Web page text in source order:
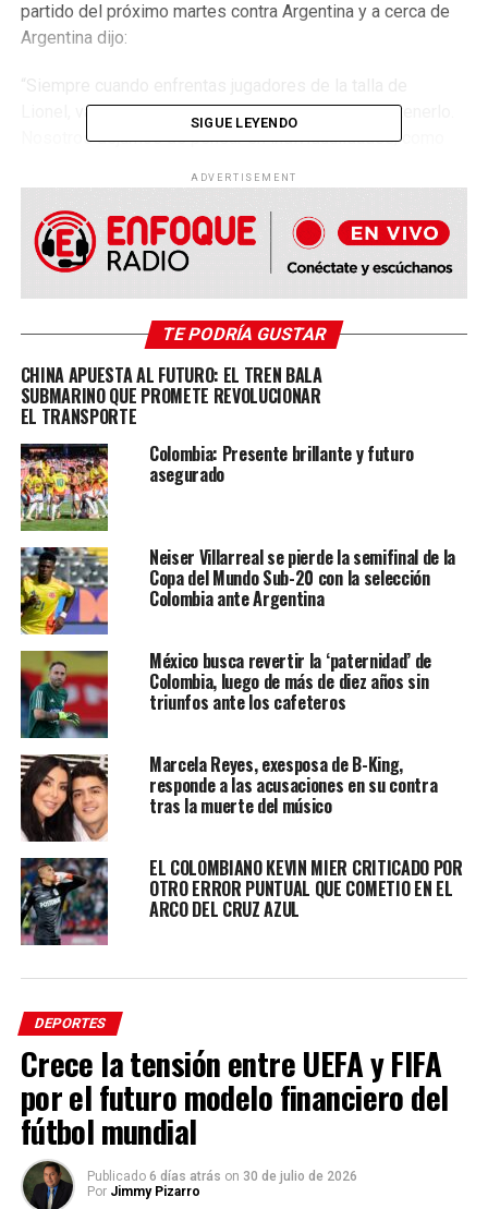
partido del próximo martes contra Argentina y a cerca de
Argentina dijo:
Lionel, vas a hacer muchas cosas para intentar detenerlo.
Nosotros dejamos de pensar en individualidades; como
hacer, tenemos claro que no es un partido más.»
TEMAS RELACIONADOS: ARGENTINA CATAR
COLOMBIA
VER SIGUIENTE
Octava fecha de Eliminatoria Sudamericana con Público
NO TE PIERDAS
ARGENTINA confirmó participación en Copa América
Giovanni Cardenas
SIGUE LEYENDO
ADVERTISEMENT
TE PODRÍA GUSTAR
CHINA APUESTA AL FUTURO: EL TREN BALA
SUBMARINO QUE PROMETE REVOLUCIONAR
EL TRANSPORTE
Colombia: Presente brillante y futuro
asegurado
Neiser Villarreal se pierde la semifinal de la
Copa del Mundo Sub-20 con la selección
Colombia ante Argentina
México busca revertir la ‘paternidad’ de
Colombia, luego de más de diez años sin
triunfos ante los cafeteros
Marcela Reyes, exesposa de B-King,
responde a las acusaciones en su contra
tras la muerte del músico
EL COLOMBIANO KEVIN MIER CRITICADO POR
OTRO ERROR PUNTUAL QUE COMETIO EN EL
ARCO DEL CRUZ AZUL
DEPORTES
Crece la tensión entre UEFA y FIFA
por el futuro modelo financiero del
fútbol mundial
Publicado 6 días atrás on 30 de julio de 2026
Por Jimmy Pizarro